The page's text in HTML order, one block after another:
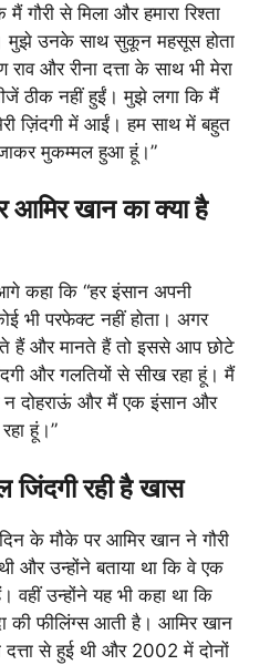
गौरी से मिला और हमारा रिश्ता
उनके साथ सुकून महसूस होता
और रीना दत्ता के साथ भी मेरा
ठीक नहीं हुईं। मुझे लगा कि मैं
ज़िंदगी में आईं। हम साथ में बहुत
मुकम्मल हुआ हूं।”
आमिर खान का क्या है
कहा कि “हर इंसान अपनी
भी परफेक्ट नहीं होता। अगर
हैं और मानते हैं तो इससे आप छोटे
और गलतियों से सीख रहा हूं। मैं
न दोहराऊं और मैं एक इंसान और
हूं।”
जिंदगी रही है खास
के मौके पर आमिर खान ने गौरी
और उन्होंने बताया था कि वे एक
उन्होंने यह भी कहा था कि
की फीलिंग्स आती है। आमिर खान
दत्ता से हुई थी और 2002 में दोनों